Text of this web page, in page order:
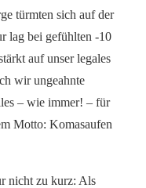
türmten sich auf der
lag bei gefühlten -10
auf unser legales
wir ungeahnte
– wie immer! – für
Motto: Komasaufen
nicht zu kurz: Als